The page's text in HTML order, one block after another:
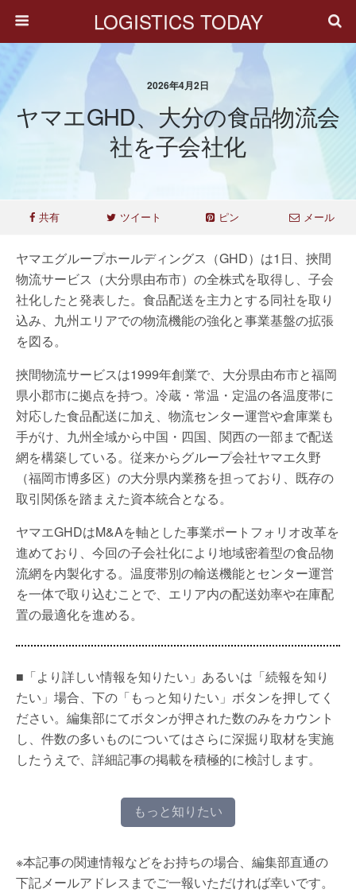
LOGISTICS TODAY
2026年4月2日
ヤマエGHD、大分の食品物流会
社を子会社化
共有 ツイート ピン メール
ヤマエグループホールディングス（GHD）は1日、挾間
物流サービス（大分県由布市）の全株式を取得し、子会
社化したと発表した。食品配送を主力とする同社を取り
込み、九州エリアでの物流機能の強化と事業基盤の拡張
を図る。
挾間物流サービスは1999年創業で、大分県由布市と福岡
県小郡市に拠点を持つ。冷蔵・常温・定温の各温度帯に
対応した食品配送に加え、物流センター運営や倉庫業も
手がけ、九州全域から中国・四国、関西の一部まで配送
網を構築している。従来からグループ会社ヤマエ久野
（福岡市博多区）の大分県内業務を担っており、既存の
取引関係を踏まえた資本統合となる。
ヤマエGHDはM&Aを軸とした事業ポートフォリオ改革を
進めており、今回の子会社化により地域密着型の食品物
流網を内製化する。温度帯別の輸送機能とセンター運営
を一体で取り込むことで、エリア内の配送効率や在庫配
置の最適化を進める。
■「より詳しい情報を知りたい」あるいは「続報を知り
たい」場合、下の「もっと知りたい」ボタンを押してく
ださい。編集部にてボタンが押された数のみをカウント
し、件数の多いものについてはさらに深掘り取材を実施
したうえで、詳細記事の掲載を積極的に検討します。
もっと知りたい
※本記事の関連情報などをお持ちの場合、編集部直通の
下記メールアドレスまでご一報いただければ幸いです。